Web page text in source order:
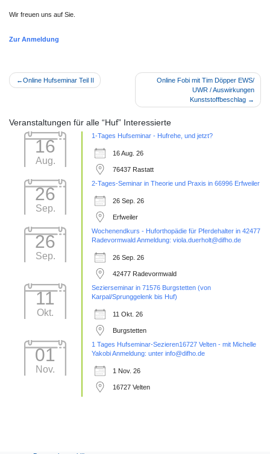
Wir freuen uns auf Sie.
Zur Anmeldung
Beitragsnavigation
Online Hufseminar Teil II
Online Fobi mit Tim Döpper EWS/
UWR / Auswirkungen
Kunststoffbeschlag
Veranstaltungen für alle “Huf” Interessierte
16
Aug.
1-Tages Hufseminar - Hufrehe, und jetzt?
16 Aug. 26
76437 Rastatt
26
Sep.
2-Tages-Seminar in Theorie und Praxis in 66996 Erfweiler
26 Sep. 26
Erfweiler
26
Sep.
Wochenendkurs - Huforthopädie für Pferdehalter in 42477
Radevormwald Anmeldung: viola.duerholt@difho.de
26 Sep. 26
42477 Radevormwald
11
Okt.
Sezierseminar in 71576 Burgstetten (von
Karpal/Sprunggelenk bis Huf)
11 Okt. 26
Burgstetten
01
Nov.
1 Tages Hufseminar-Sezieren16727 Velten - mit Michelle
Yakobi Anmeldung: unter info@difho.de
1 Nov. 26
16727 Velten